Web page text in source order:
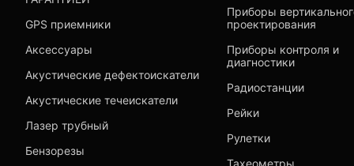
GPS приемники
Аксессуары
Акустические дефектоискатели
Акустические течеискатели
Лазер трубный
Бензорезы
Приборы
проектирования
Приборы контроля и
диагностики
Радиостанции
Рейки
Рулетки